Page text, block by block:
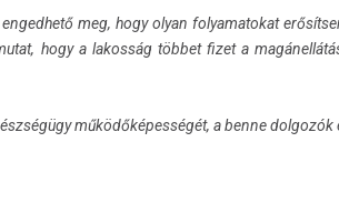
meg, hogy olyan folyamatokat
hogy a lakosság többet fizet a
működőképességét, a benne